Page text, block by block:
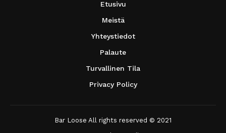
Etusivu
Meistä
Yhteystiedot
Palaute
Turvallinen Tila
Privacy Policy
Bar Loose All rights reserved © 2021